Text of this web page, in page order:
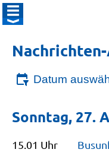
Datum
Sonntag, 27.
15.01 Uhr